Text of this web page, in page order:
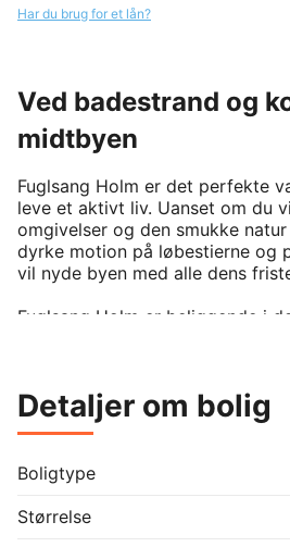
Har du brug for et lån?
Ved badestrand og
midtbyen
Fuglsang Holm er det perfekte
leve et aktivt liv. Uanset om du
omgivelser og den smukke
dyrke motion på løbestierne og
vil nyde byen med alle dens
Fuglsang Holm er beliggende i
dagligvareindkøb ligeledes
maritimt twist og er udført i
overalt.
Der er fokus på funktionalitet,
Detaljer om bolig
Boligtype
Størrelse